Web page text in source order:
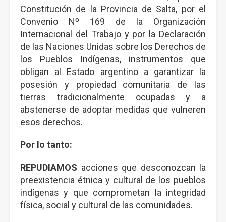
Constitución de la Provincia de Salta, por el
Convenio Nº 169 de la Organización
Internacional del Trabajo y por la Declaración
de las Naciones Unidas sobre los Derechos de
los Pueblos Indígenas, instrumentos que
obligan al Estado argentino a garantizar la
posesión y propiedad comunitaria de las
tierras tradicionalmente ocupadas y a
abstenerse de adoptar medidas que vulneren
esos derechos.
Por lo tanto:
REPUDIAMOS acciones que desconozcan la
preexistencia étnica y cultural de los pueblos
indígenas y que comprometan la integridad
física, social y cultural de las comunidades.